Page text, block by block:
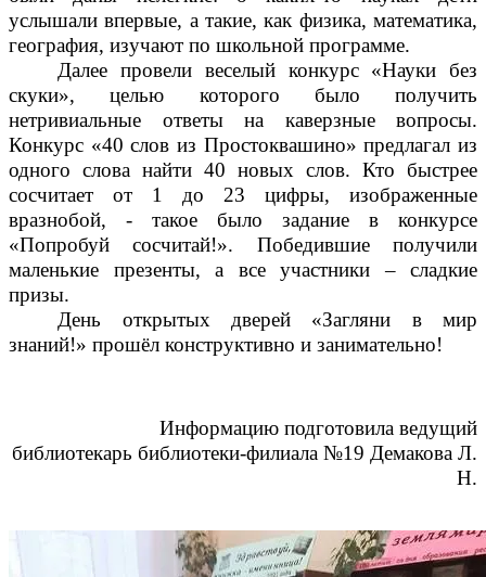
услышали впервые, а такие, как физика, математика,
география, изучают по школьной программе.
Далее провели веселый конкурс «Науки без
скуки», целью которого было получить
нетривиальные ответы на каверзные вопросы.
Конкурс «40 слов из Простоквашино» предлагал из
одного слова найти 40 новых слов. Кто быстрее
сосчитает от 1 до 23 цифры, изображенные
вразнобой, - такое было задание в конкурсе
«Попробуй сосчитай!». Победившие получили
маленькие презенты, а все участники – сладкие
призы.
День открытых дверей «Загляни в мир
знаний!» прошёл конструктивно и занимательно!
Информацию подготовила ведущий
библиотекарь библиотеки-филиала №19 Демакова Л.
Н.